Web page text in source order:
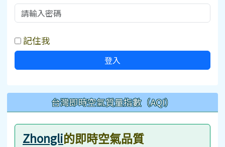
記住我
登入
台灣即時空氣質量指數（AQI）
Zhongli的即時空氣品質